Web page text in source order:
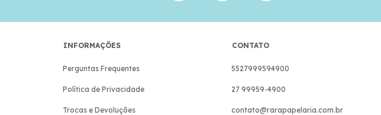
INFORMAÇÕES
Perguntas Frequentes
Política de Privacidade
Trocas e Devoluções
CONTATO
5527999594900
27 99959-4900
contato@rarapapelaria.com.br